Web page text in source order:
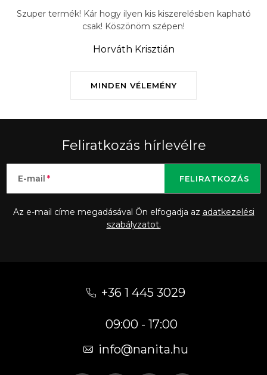
MINDEN VÉLEMÉNY
Szuper termék! Kár hogy ilyen kis kiszerelésben kapható
csak! Köszönöm szépen!
Horváth Krisztián
Feliratkozás hírlevélre
E-mail
Az e-mail címe megadásával Ön elfogadja az adatkezelési
szabályzatot.
FELIRATKOZÁS
+36 1 445 3029
09:00 - 17:00
info@nanita.hu